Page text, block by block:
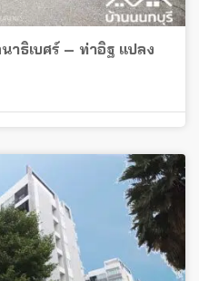
าธิเบศร์ – ท่าอิฐ แปลง